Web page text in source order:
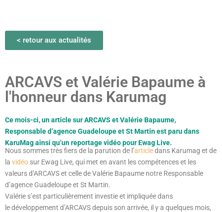
< retour aux actualités
ARCAVS et Valérie Bapaume à
l'honneur dans Karumag
Ce mois-ci, un article sur ARCAVS et Valérie Bapaume,
Responsable d’agence Guadeloupe et St Martin est paru dans
KaruMag ainsi qu’un reportage vidéo pour Ewag Live.
Nous sommes très fiers de la parution de l’articledans Karumag et de
la vidéo sur Ewag Live, qui met en avant les compétences et les
valeurs d’ARCAVS et celle de Valérie Bapaume notre Responsable
d’agence Guadeloupe et St Martin.
Valérie s’est particulièrement investie et impliquée dans
le développement d’ARCAVS depuis son arrivée, il y a quelques mois,